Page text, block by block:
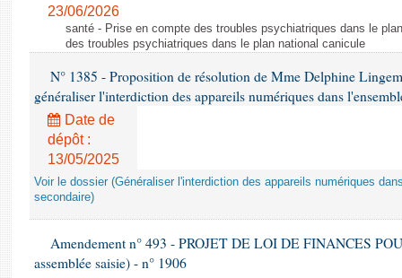
23/06/2026
santé - Prise en compte des troubles psychiatriques dans le
des troubles psychiatriques dans le plan national canicule
N° 1385 - Proposition de résolution de Mme Delphine
généraliser l'interdiction des appareils numériques dans
Date de
dépôt :
13/05/2025
Voir le dossier (Généraliser l'interdiction des appareils numériques
secondaire)
Amendement n° 493 - PROJET DE LOI DE FINANCES
assemblée saisie) - n° 1906